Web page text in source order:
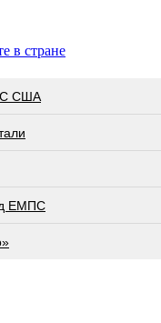
в стране
США
ЕМПС